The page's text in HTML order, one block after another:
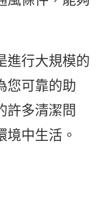
進行大規模的
您可靠的助
許多清潔問
中生活。